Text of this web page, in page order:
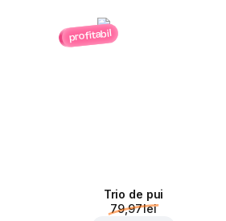
profitabil
Trio de pui
79,97 lei